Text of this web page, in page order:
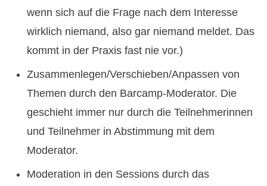
wenn sich auf die Frage nach dem Interesse
wirklich niemand, also gar niemand meldet. Das
kommt in der Praxis fast nie vor.)
Zusammenlegen/Verschieben/Anpassen von
Themen durch den Barcamp-Moderator. Die
geschieht immer nur durch die Teilnehmerinnen
und Teilnehmer in Abstimmung mit dem
Moderator.
Moderation in den Sessions durch das